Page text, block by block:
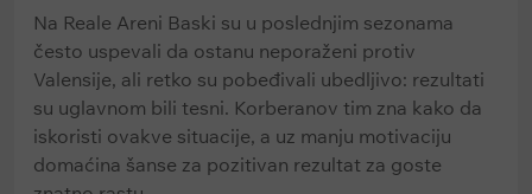
Na Reale Areni Baski su u poslednjim sezonama
često uspevali da ostanu neporaženi protiv
Valensije, ali retko su pobeđivali ubedljivo: rezultati
su uglavnom bili tesni. Korberanov tim zna kako da
iskoristi ovakve situacije, a uz manju motivaciju
domaćina šanse za pozitivan rezultat za goste